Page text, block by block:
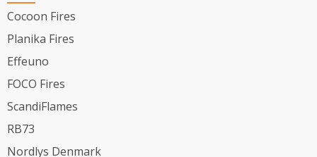
Cocoon Fires
Planika Fires
Effeuno
FOCO Fires
ScandiFlames
RB73
Nordlys Denmark